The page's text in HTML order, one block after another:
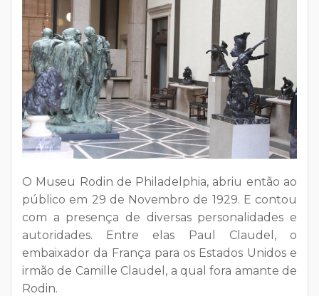
O Museu Rodin de Philadelphia, abriu então ao
público em 29 de Novembro de 1929. E contou
com a presença de diversas personalidades e
autoridades. Entre elas Paul Claudel, o
embaixador da França para os Estados Unidos e
irmão de Camille Claudel, a qual fora amante de
Rodin.